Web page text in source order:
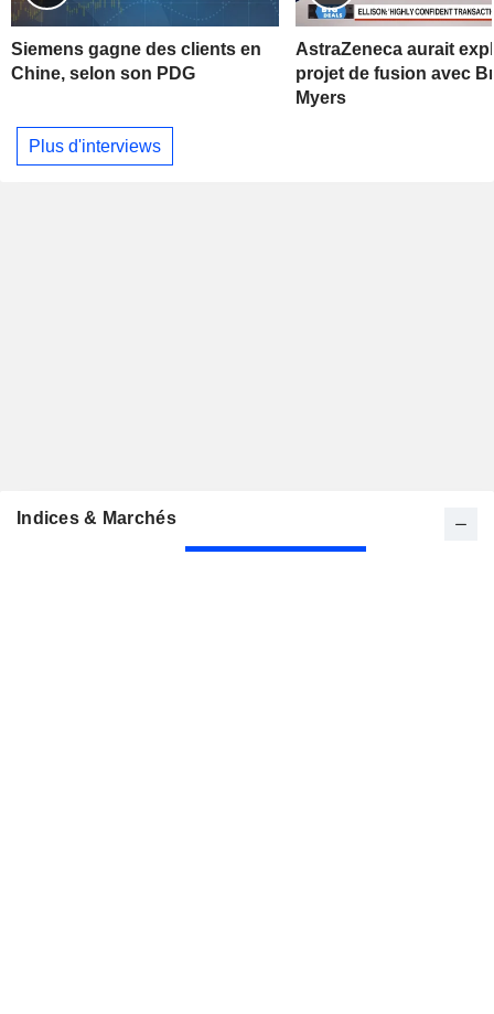
Siemens gagne des clients en
Chine, selon son PDG
AstraZeneca aurait
projet de fusion avec
Myers
Plus d'interviews
Indices & Marchés